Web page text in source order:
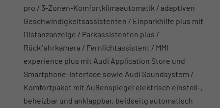
pro / 3-Zonen-Komfortklimaautomatik / adaptiven
Geschwindigkeitsassistenten / Einparkhilfe plus mit
Distanzanzeige / Parkassistenten plus /
Rückfahrkamera / Fernlichtassistent / MMI
experience plus mit Audi Application Store und
Smartphone-Interface sowie Audi Soundsystem /
Komfortpaket mit Außenspiegel elektrisch einstell-,
beheizbar und anklappbar, beidseitg automatisch